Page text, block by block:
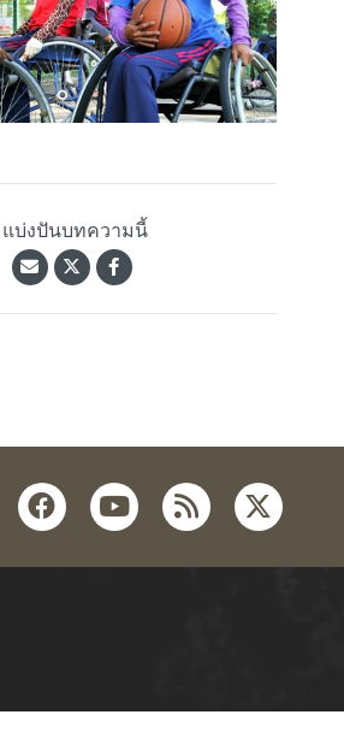
แบ่งปันบทความนี้
facebookyoutube
rss twitter